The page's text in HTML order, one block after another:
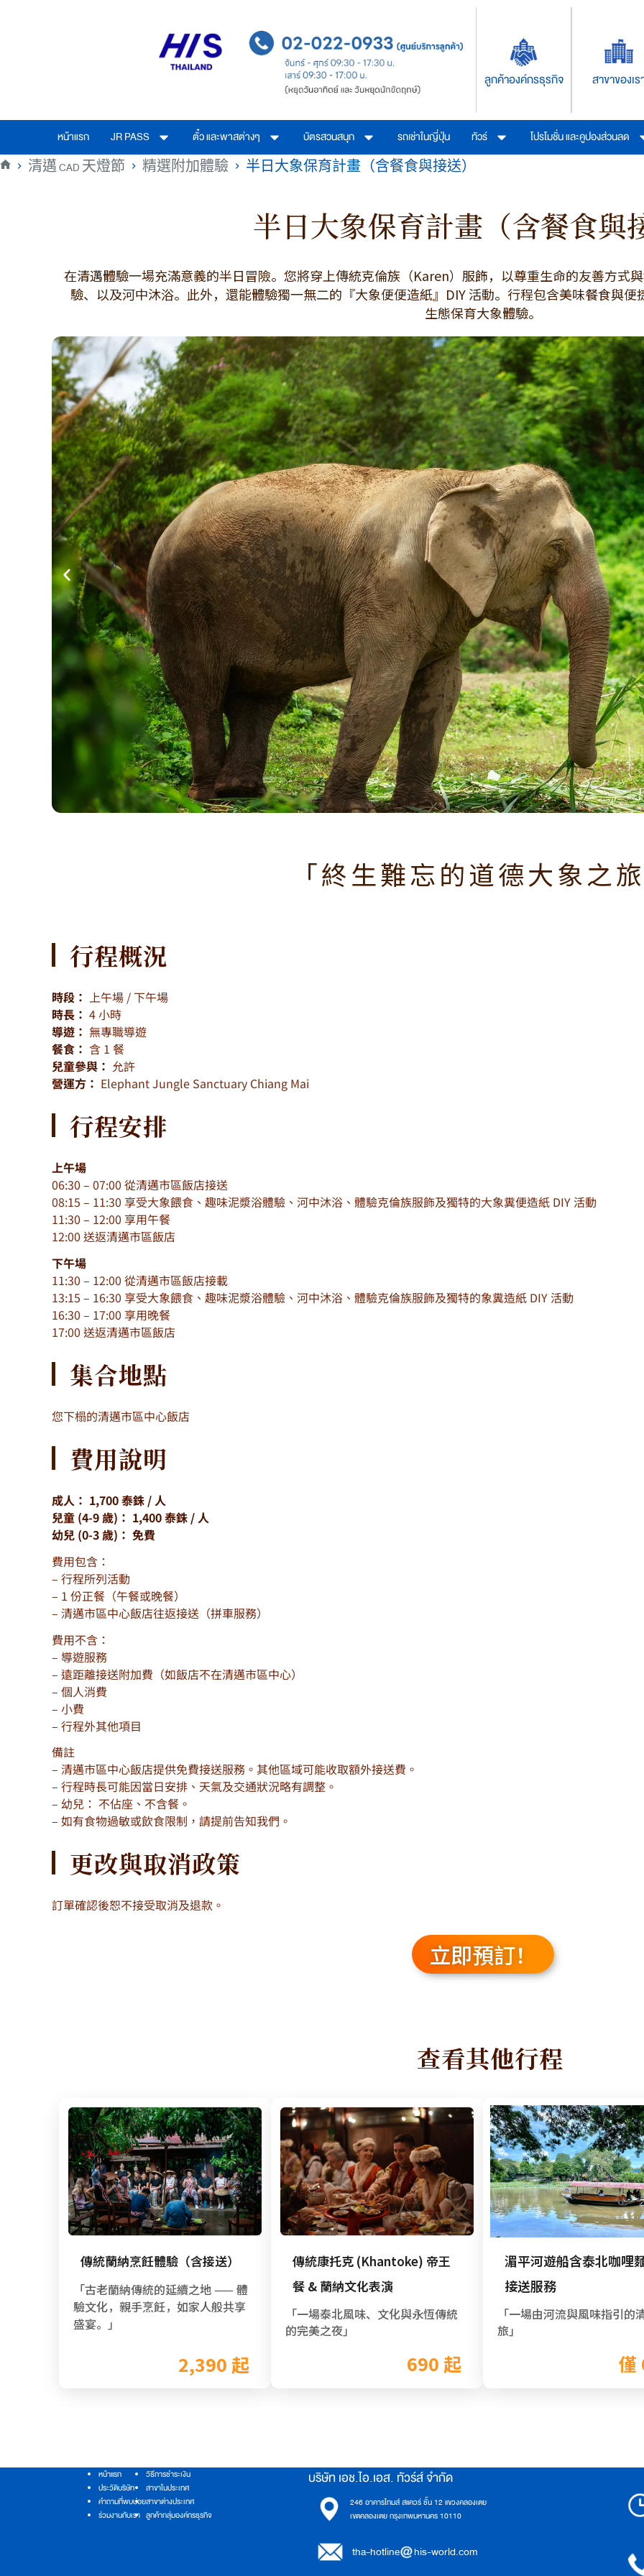
ลูกค้าองค์กรธุรกิจ สาขาของเร
หน้าแรก JR PASS ตั๋ว และพาสต่างๆ บัตรสวนสนุก รถเช่าในญี่ปุ่น ทัวร์
โปรโมชั่น และคูปองส่วนลด
清邁 CAD 天燈節
精選附加體驗 半日大象保育計畫（含餐食與接送）
半日大象保育計畫（含餐食與
在清邁體驗一場充滿意義的半日冒險。您將穿上傳統克倫族（Karen）服飾，以尊重生命的友善方式
驗、以及河中沐浴。此外，還能體驗獨一無二的『大象便便造紙』DIY 活動。行程包含美味餐食與
生態保育大象體驗。
「終生難忘的道德大象之
行程概況
時段： 上午場 / 下午場
時長： 4 小時
導遊： 無專職導遊
餐食： 含 1 餐
兒童參與： 允許
營運方： Elephant Jungle Sanctuary Chiang Mai
行程安排
上午場
06:30 – 07:00 從清邁市區飯店接送
08:15 – 11:30 享受大象餵食、趣味泥漿浴體驗、河中沐浴、體驗克倫族服飾及獨特的大象糞便造紙 DIY 活動
11:30 – 12:00 享用午餐
12:00 送返清邁市區飯店
下午場
11:30 – 12:00 從清邁市區飯店接載
13:15 – 16:30 享受大象餵食、趣味泥漿浴體驗、河中沐浴、體驗克倫族服飾及獨特的象糞造紙 DIY 活動
16:30 – 17:00 享用晚餐
17:00 送返清邁市區飯店
集合地點
您下榻的清邁市區中心飯店
費用說明
成人： 1,700 泰銖 / 人
兒童 (4-9 歲)： 1,400 泰銖 / 人
幼兒 (0-3 歲)： 免費
費用包含：
– 行程所列活動
– 1 份正餐（午餐或晚餐）
– 清邁市區中心飯店往返接送（拼車服務）
費用不含：
– 導遊服務
– 遠距離接送附加費（如飯店不在清邁市區中心）
– 個人消費
– 小費
– 行程外其他項目
備註
– 清邁市區中心飯店提供免費接送服務。其他區域可能收取額外接送費。
– 行程時長可能因當日安排、天氣及交通狀況略有調整。
– 幼兒： 不佔座、不含餐。
– 如有食物過敏或飲食限制，請提前告知我們。
更改與取消政策
訂單確認後恕不接受取消及退款。
立即預訂！
查看其他行程
傳統蘭納烹飪體驗（含接送）
「古老蘭納傳統的延續之地 —— 體
驗文化，親手烹飪，如家人般共享
盛宴。」
2,390 起
傳統康托克 (Khantoke) 帝王
餐 & 蘭納文化表演
「一場泰北風味、文化與永恆傳統
的完美之夜」
690 起
湄平河遊船含泰北咖哩
接送服務
「一場由河流與風味指引的
旅」
僅
หน้าแรก
ประวัติบริษัท
คำถามที่พบบ่อย
ร่วมงานกับเรา
วิธีการชำระเงิน
สาขาในประเทศ
สาขาต่างประเทศ
ลูกค้ากลุ่มองค์กรธุรกิจ
บริษัท เอช.ไอ.เอส. ทัวร์ส์ จำกัด
246 อาคารไทมส์ สแควร์ ชั้น 12 แขวงคลองเตย
เขตคลองเตย กรุงเทพมหานคร 10110
tha-hotline his-world.com